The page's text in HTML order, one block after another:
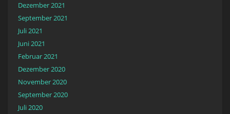
Dezember 2021
September 2021
Juli 2021
Juni 2021
Februar 2021
Dezember 2020
November 2020
September 2020
Juli 2020